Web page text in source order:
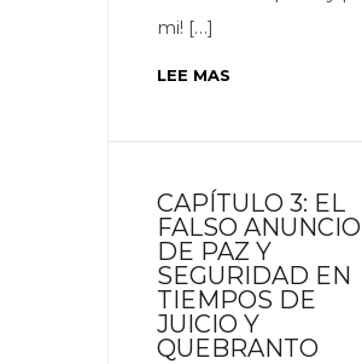
mi! […]
LEE MAS
CAPÍTULO 3: EL
FALSO ANUNCIO
DE PAZ Y
SEGURIDAD EN
TIEMPOS DE
JUICIO Y
QUEBRANTO